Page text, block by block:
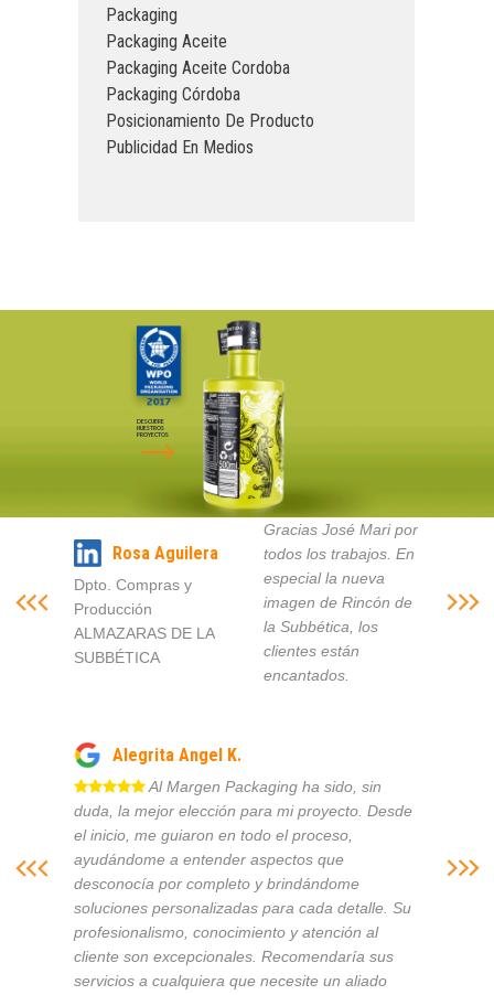
Packaging
Packaging Aceite
Packaging Aceite Cordoba
Packaging Córdoba
Posicionamiento De Producto
Publicidad En Medios
DESCUBRE
NUESTROS
PROYECTOS
Rosa Aguilera
Dpto. Compras y
Producción
ALMAZARAS DE LA
SUBBÉTICA
Gracias José Mari por
todos los trabajos. En
especial la nueva
imagen de Rincón de
la Subbética, los
clientes están
encantados.
Alegrita Angel K.
Al Margen Packaging ha sido, sin
duda, la mejor elección para mi proyecto. Desde
el inicio, me guiaron en todo el proceso,
ayudándome a entender aspectos que
desconocía por completo y brindándome
soluciones personalizadas para cada detalle. Su
profesionalismo, conocimiento y atención al
cliente son excepcionales. Recomendaría sus
servicios a cualquiera que necesite un aliado